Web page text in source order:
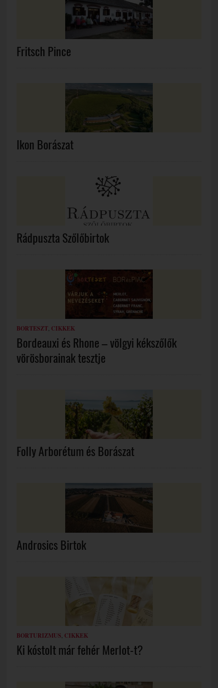
Fritsch Pince
Ikon Borászat
Rádpuszta Szőlőbirtok
BORTESZT, CIKKEK
Bordeauxi és Rhone – völgyi kékszőlők
vörösborainak tesztje
Folly Arborétum és Borászat
Androsics Birtok
BORTURIZMUS CIKKEK
Ki kóstolt már fehér Merlot-t?